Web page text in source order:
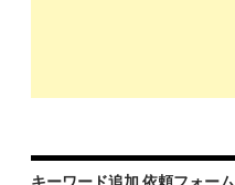
キーワード追加 依頼フォーム